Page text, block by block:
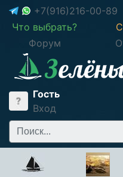
+7(916)216-00-89
Что выбрать?
Форум
Гость
Вход